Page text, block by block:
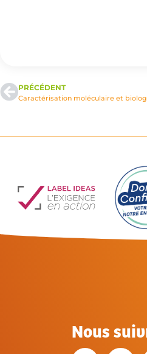
PRÉCÉDENT
Caractérisation moléculaire et
Nous